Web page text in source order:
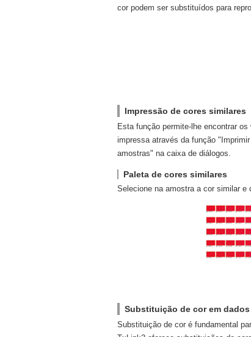
cor podem ser substituídos para
Impressão de cores similares
Esta função permite-lhe encontrar
impressa através da função
amostras" na caixa de diálogos.
Paleta de cores similares
Selecione na amostra a cor similar e
Substituição de cor em
Substituição de cor é fundamental